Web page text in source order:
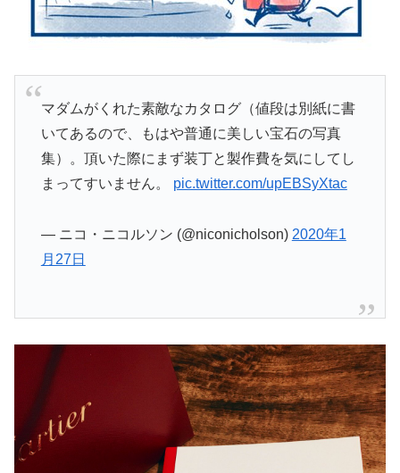
マダムがくれた素敵なカタログ（値段は別紙に書
いてあるので、もはや普通に美しい宝石の写真
集）。頂いた際にまず装丁と製作費を気にしてし
まってすいません。 pic.twitter.com/upEBSyXtac
— ニコ・ニコルソン (@niconicholson) 2020年1
月27日